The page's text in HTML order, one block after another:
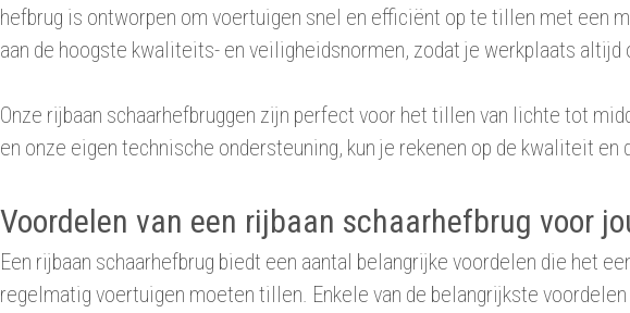
hefbrug is ontworpen om voertuigen snel en efficiënt op te tillen met een
aan de hoogste kwaliteits- en veiligheidsnormen, zodat je werkplaats
Onze rijbaan schaarhefbruggen zijn perfect voor het tillen van lichte tot
en onze eigen technische ondersteuning, kun je rekenen op de kwaliteit en
Voordelen van een rijbaan schaarhefbrug voor
Een rijbaan schaarhefbrug biedt een aantal belangrijke voordelen die het
regelmatig voertuigen moeten tillen. Enkele van de belangrijkste voordelen